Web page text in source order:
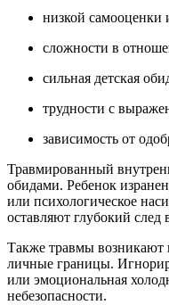
низкой самооценки
сложности в
сильная детская
трудности с
зависимость от
Травмированный
обидами. Ребенок
или психологическое
оставляют глубокий след
Также травмы возникают
личные границы.
или эмоциональная
небезопасности.